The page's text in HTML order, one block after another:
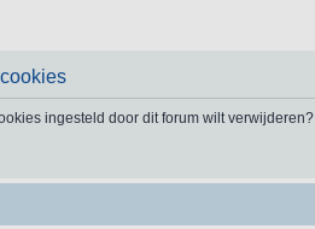
ingesteld door dit forum wilt verwijderen?